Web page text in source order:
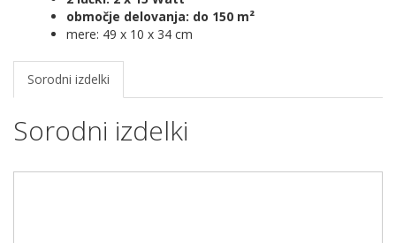
območje delovanja: do 150 m²
mere: 49 x 10 x 34 cm
Sorodni izdelki
Sorodni izdelki